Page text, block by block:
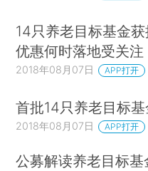
14只养老目标基金
优惠何时落地受关注
2018年08月07日 APP打开
首批14只养老目标
2018年08月07日 APP打开
公募解读养老目标